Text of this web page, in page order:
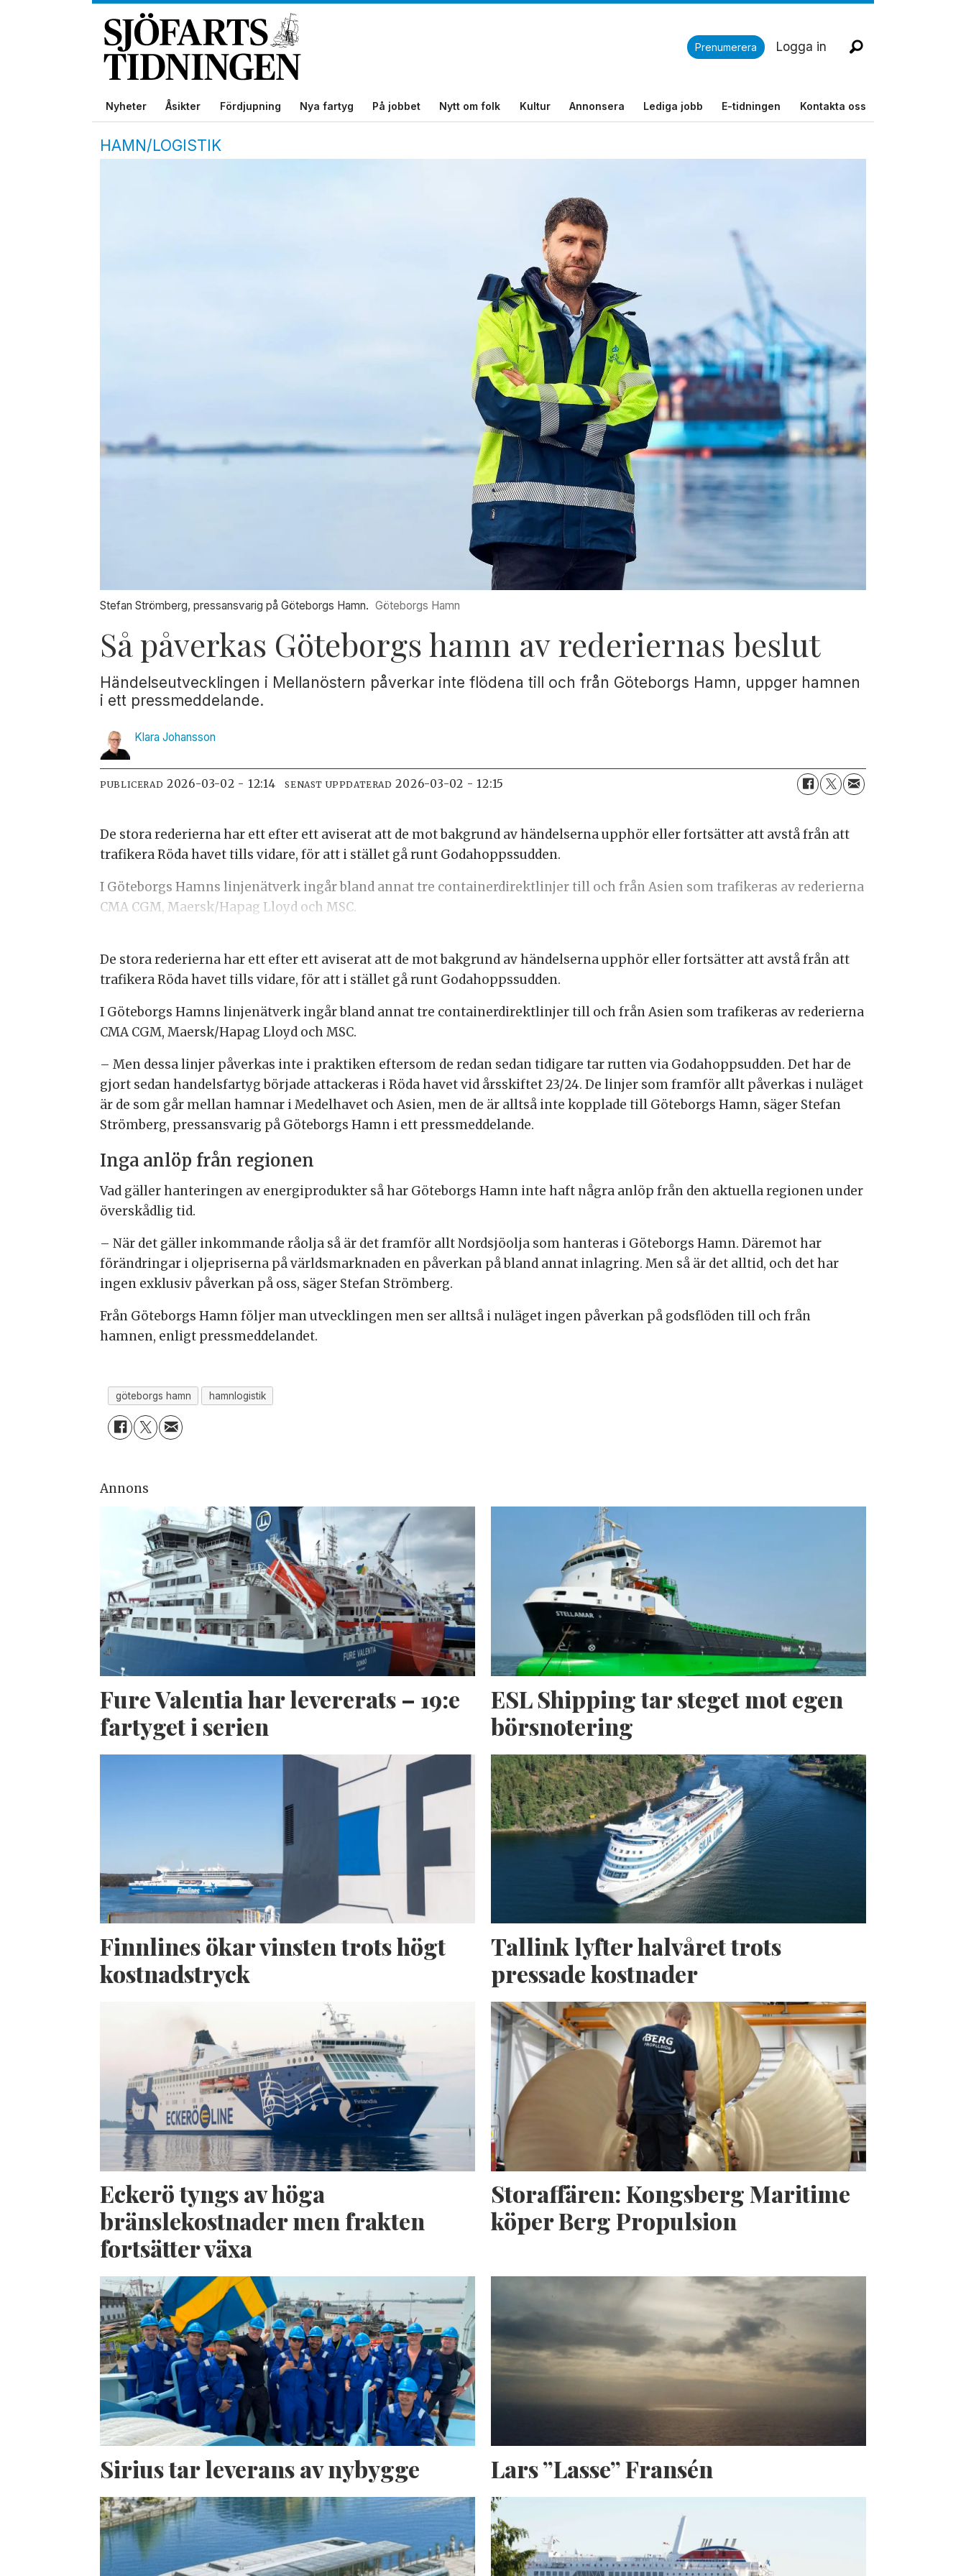
Prenumerera Logga in
Nyheter Åsikter Fördjupning Nya fartyg På jobbet Nytt om folk Kultur Annonsera Lediga jobb E-tidningen Kontakta oss
HAMN/LOGISTIK
Stefan Strömberg, pressansvarig på Göteborgs Hamn. Göteborgs Hamn
Så påverkas Göteborgs hamn av rederiernas beslut
Händelseutvecklingen i Mellanöstern påverkar inte flödena till och från Göteborgs Hamn, uppger hamnen
i ett pressmeddelande.
Klara Johansson
PUBLICERAD 2026-03-02 - 12:14 SENAST UPPDATERAD 2026-03-02 - 12:15
De stora rederierna har ett efter ett aviserat att de mot bakgrund av händelserna upphör eller fortsätter att avstå från att
trafikera Röda havet tills vidare, för att i stället gå runt Godahoppssudden.
I Göteborgs Hamns linjenätverk ingår bland annat tre containerdirektlinjer till och från Asien som trafikeras av rederierna
CMA CGM, Maersk/Hapag Lloyd och MSC.
De stora rederierna har ett efter ett aviserat att de mot bakgrund av händelserna upphör eller fortsätter att avstå från att
trafikera Röda havet tills vidare, för att i stället gå runt Godahoppssudden.
I Göteborgs Hamns linjenätverk ingår bland annat tre containerdirektlinjer till och från Asien som trafikeras av rederierna
CMA CGM, Maersk/Hapag Lloyd och MSC.
– Men dessa linjer påverkas inte i praktiken eftersom de redan sedan tidigare tar rutten via Godahoppsudden. Det har de
gjort sedan handelsfartyg började attackeras i Röda havet vid årsskiftet 23/24. De linjer som framför allt påverkas i nuläget
är de som går mellan hamnar i Medelhavet och Asien, men de är alltså inte kopplade till Göteborgs Hamn, säger Stefan
Strömberg, pressansvarig på Göteborgs Hamn i ett pressmeddelande.
Inga anlöp från regionen
Vad gäller hanteringen av energiprodukter så har Göteborgs Hamn inte haft några anlöp från den aktuella regionen under
överskådlig tid.
– När det gäller inkommande råolja så är det framför allt Nordsjöolja som hanteras i Göteborgs Hamn. Däremot har
förändringar i oljepriserna på världsmarknaden en påverkan på bland annat inlagring. Men så är det alltid, och det har
ingen exklusiv påverkan på oss, säger Stefan Strömberg.
Från Göteborgs Hamn följer man utvecklingen men ser alltså i nuläget ingen påverkan på godsflöden till och från
hamnen, enligt pressmeddelandet.
göteborgs hamn hamnlogistik
Annons
Fure Valentia har levererats – 19:e
fartyget i serien
ESL Shipping tar steget mot egen
börsnotering
Finnlines ökar vinsten trots högt
kostnadstryck
Tallink lyfter halvåret trots
pressade kostnader
Eckerö tyngs av höga
bränslekostnader men frakten
fortsätter växa
Storaffären: Kongsberg Maritime
köper Berg Propulsion
Sirius tar leverans av nybygge Lars ”Lasse” Fransén